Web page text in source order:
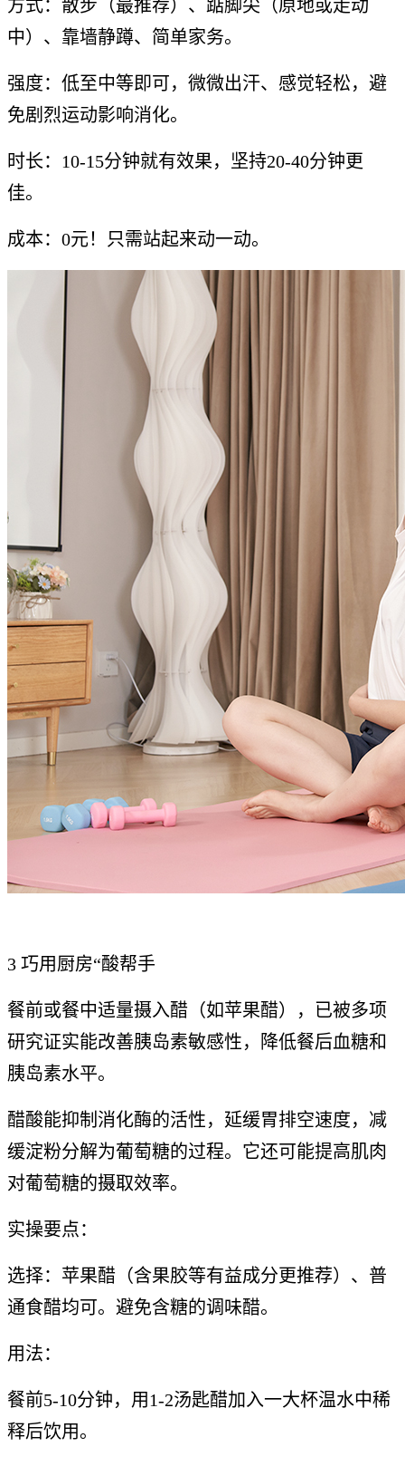
方式：散步（最推荐）、踮脚尖（原地或走动
中）、靠墙静蹲、简单家务。
强度：低至中等即可，微微出汗、感觉轻松，避
免剧烈运动影响消化。
时长：10-15分钟就有效果，坚持20-40分钟更
佳。
成本：0元！只需站起来动一动。
3 巧用厨房“酸帮手
餐前或餐中适量摄入醋（如苹果醋），已被多项
研究证实能改善胰岛素敏感性，降低餐后血糖和
胰岛素水平。
醋酸能抑制消化酶的活性，延缓胃排空速度，减
缓淀粉分解为葡萄糖的过程。它还可能提高肌肉
对葡萄糖的摄取效率。
实操要点：
选择：苹果醋（含果胶等有益成分更推荐）、普
通食醋均可。避免含糖的调味醋。
用法：
餐前5-10分钟，用1-2汤匙醋加入一大杯温水中稀
释后饮用。